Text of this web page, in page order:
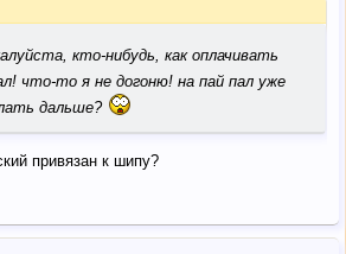
кто-нибудь, как оплачивать
что-то я не догоню! на пай пал уже
дальше?
привязан к шипу?